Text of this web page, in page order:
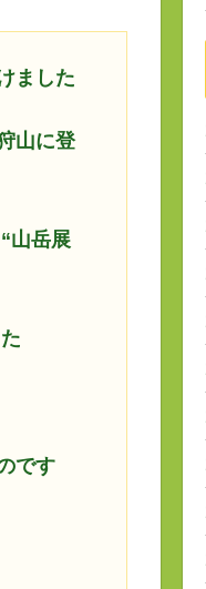
ました
山に登
山岳展
です